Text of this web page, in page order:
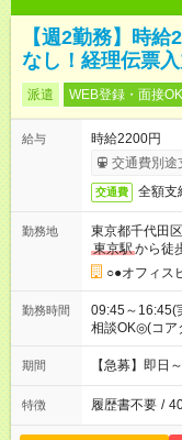
【週2勤務】時
なし！経理伝票
派遣 WEB登録・面接OK
給与
時給2200円
交通費別途
交通費 全額支
勤務地
東京都千代田区
東京駅から徒
○●オフィス
勤務時間
09:45～
相談OK◎(コア
期間 【急募】即
特徴 履歴書不要 /